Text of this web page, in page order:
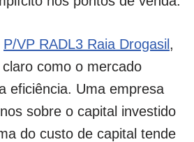
P/VP RADL3 Raia Drogasil ,
como o mercado
eficiência. Uma empresa
sobre o capital investido
do custo de capital tende